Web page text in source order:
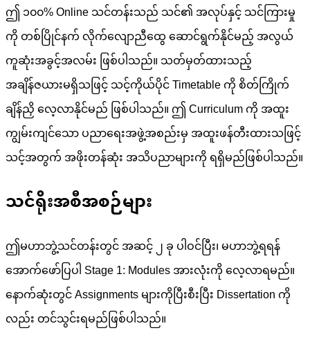
ဤ ၁၀၀% Online သင်တန်းသည် သင်၏ အလုပ်နှင့် သင်ကြားမှု
ကို တစ်ပြိုင်နက် လိုက်လျောညီထွေ ဆောင်ရွက်နိုင်မည့် အလွယ်
ကူဆုံးအခွင့်အလမ်း ဖြစ်ပါသည်။ သတ်မှတ်ထားသည့်
အချိန်ဇယားမရှိသဖြင့် သင့်ကိုယ်ပိုင် Timetable ကို စိတ်ကြိုက်
ချိန်ညှိ လေ့လာနိုင်မည် ဖြစ်ပါသည်။ ဤ Curriculum ကို အထူး
ကျွမ်းကျင်သော ပညာရေးအဖွဲ့အစည်းမှ အထူးဖန်တီးထားသဖြင့်
သင့်အတွက် အဖိုးတန်ဆုံး အသိပညာများကို ရရှိမည်ဖြစ်ပါသည်။
သင်ရိုးအစီအစဉ်များ
ဤမဟာဘွဲ့သင်တန်းတွင် အဆင့် ၂ ခု ပါဝင်ပြီး၊ မဟာဘွဲ့ရရန်
အောက်ဖော်ပြပါ Stage 1: Modules အားလုံးကို လေ့လာရမည်။
နောက်ဆုံးတွင် Assignments များကိုပြီးစီးပြီး Dissertation ကို
လည်း တင်သွင်းရမည်ဖြစ်ပါသည်။